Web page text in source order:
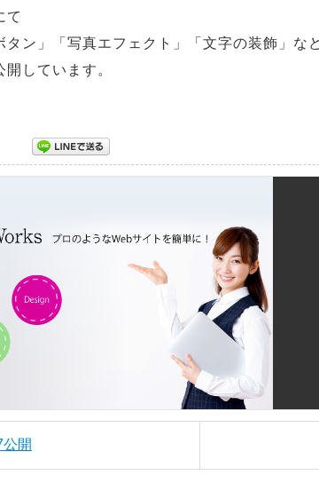
て
タン」「写真エフェクト」「文字の装飾」な
しています。
開